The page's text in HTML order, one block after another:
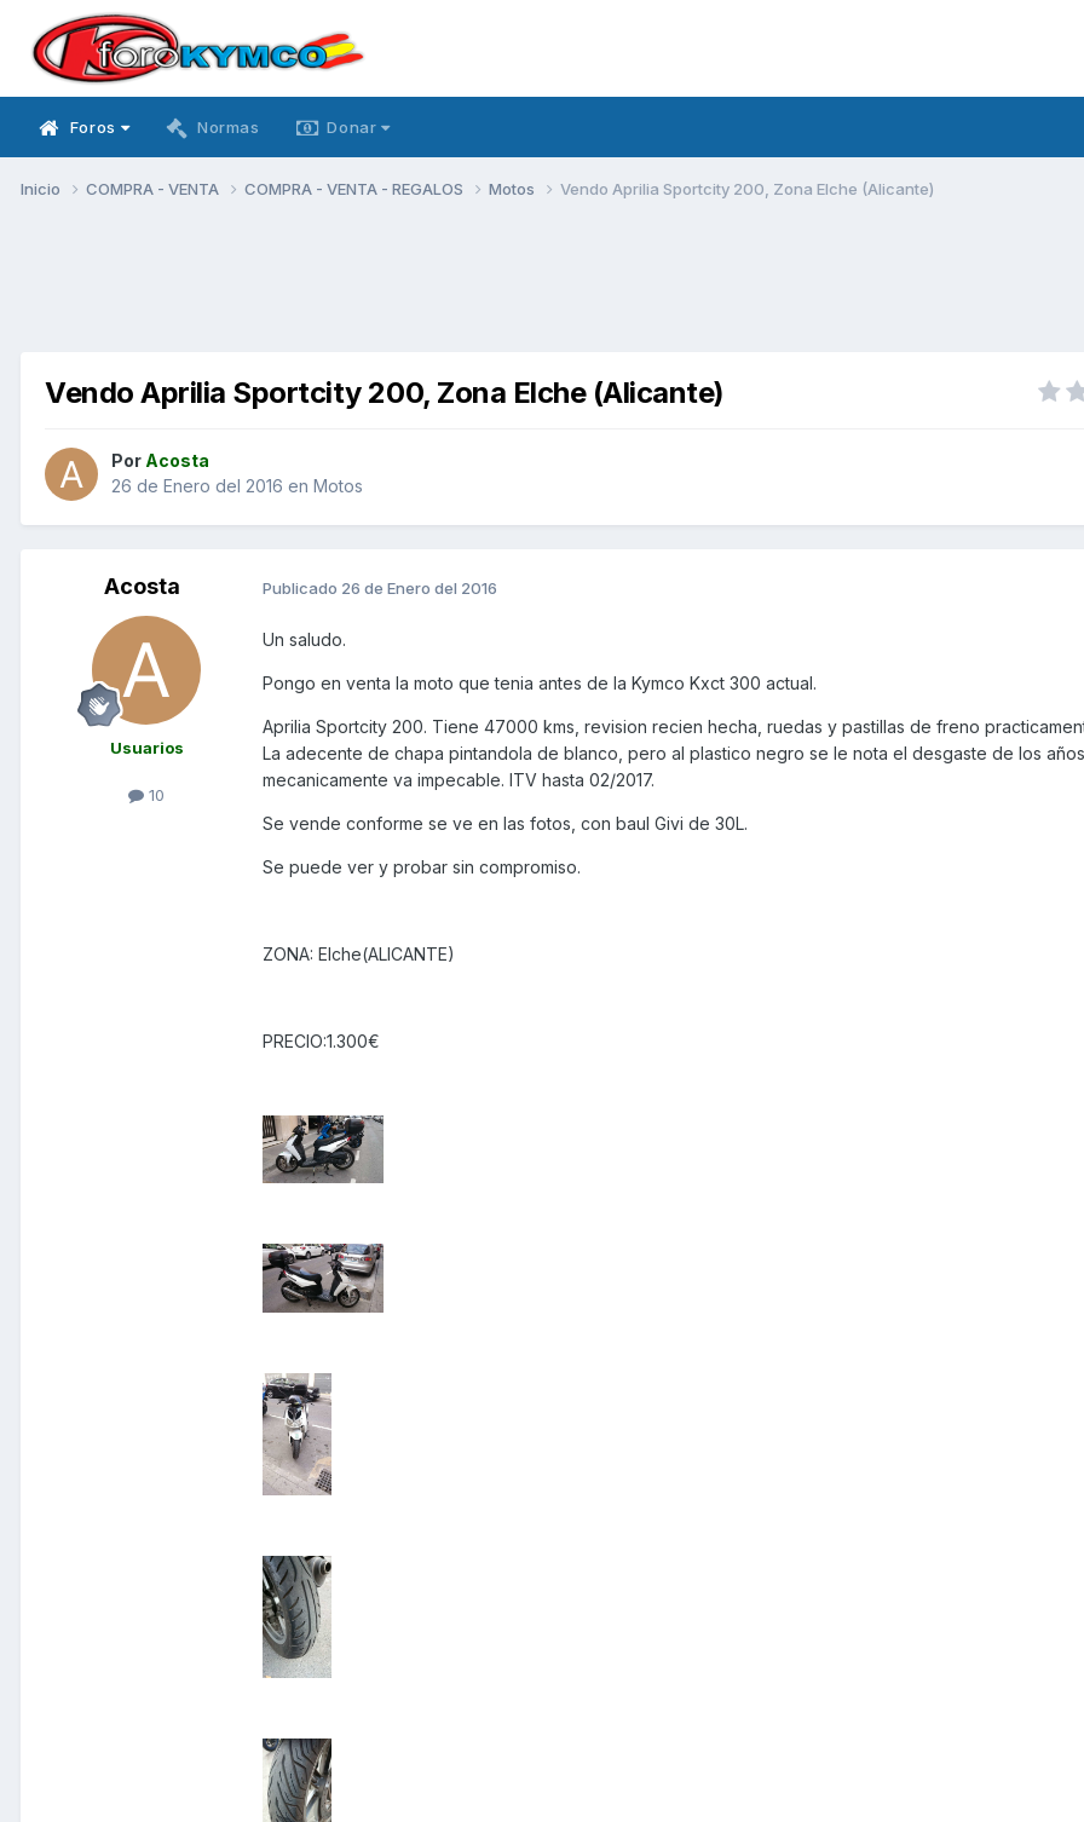
Foros Normas Donar
Inicio COMPRA - VENTA COMPRA - VENTA - REGALOS Motos Vendo Aprilia Sportcity 200, Zona Elche (Alicante)
Vendo Aprilia Sportcity 200, Zona Elche (Alicante)
Por Acosta
26 de Enero del 2016 en Motos
Acosta
Usuarios
10
Publicado 26 de Enero del 2016
Un saludo.
Pongo en venta la moto que tenia antes de la Kymco Kxct 300 actual.
Aprilia Sportcity 200. Tiene 47000 kms, revision recien hecha, ruedas y pastillas de freno
La adecente de chapa pintandola de blanco, pero al plastico negro se le nota el desgaste de los
mecanicamente va impecable. ITV hasta 02/2017.
Se vende conforme se ve en las fotos, con baul Givi de 30L.
Se puede ver y probar sin compromiso.
ZONA: Elche(ALICANTE)
PRECIO:1.300€